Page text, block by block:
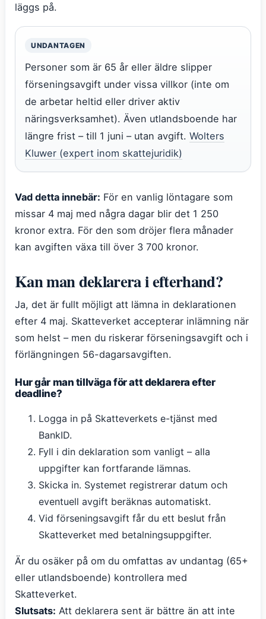
läggs på.
UNDANTAGEN
Personer som är 65 år eller äldre slipper
förseningsavgift under vissa villkor (inte om
de arbetar heltid eller driver aktiv
näringsverksamhet). Även utlandsboende har
längre frist – till 1 juni – utan avgift. Wolters
Kluwer (expert inom skattejuridik)
Vad detta innebär: För en vanlig löntagare som
missar 4 maj med några dagar blir det 1 250
kronor extra. För den som dröjer flera månader
kan avgiften växa till över 3 700 kronor.
Kan man deklarera i efterhand?
Ja, det är fullt möjligt att lämna in deklarationen
efter 4 maj. Skatteverket accepterar inlämning när
som helst – men du riskerar förseningsavgift och i
förlängningen 56-dagarsavgiften.
Hur går man tillväga för att deklarera efter
deadline?
Logga in på Skatteverkets e-tjänst med
BankID.
Fyll i din deklaration som vanligt – alla
uppgifter kan fortfarande lämnas.
Skicka in. Systemet registrerar datum och
eventuell avgift beräknas automatiskt.
Vid förseningsavgift får du ett beslut från
Skatteverket med betalningsuppgifter.
Är du osäker på om du omfattas av undantag (65+
eller utlandsboende) kontrollera med
Skatteverket.
Slutsats: Att deklarera sent är bättre än att inte